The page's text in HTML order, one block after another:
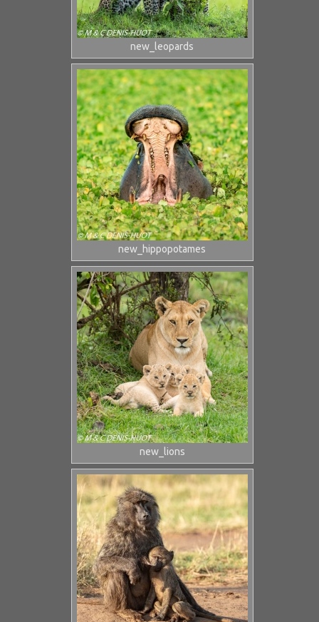
new_leopards
new_hippopotames
new_lions